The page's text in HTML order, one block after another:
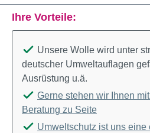
Ihre Vorteile:
Unsere Wolle wird unter
deutscher Umweltauflagen
Ausrüstung u.ä.
Gerne stehen wir Ihnen
Beratung zu Seite
Umweltschutz ist uns eine